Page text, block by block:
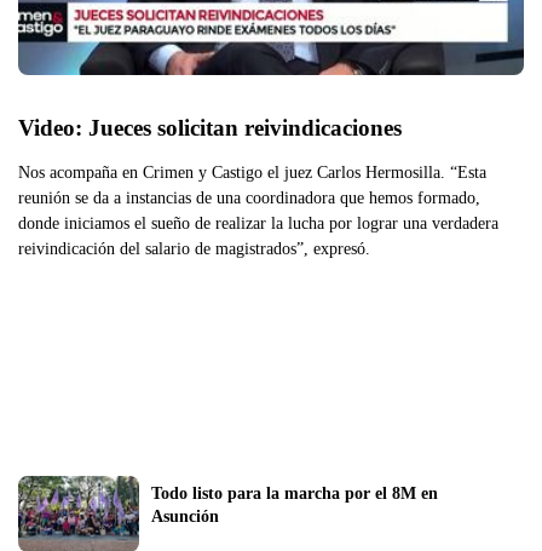
Video: Jueces solicitan reivindicaciones
Nos acompaña en Crimen y Castigo el juez Carlos Hermosilla. “Esta
reunión se da a instancias de una coordinadora que hemos formado,
donde iniciamos el sueño de realizar la lucha por lograr una verdadera
reivindicación del salario de magistrados”, expresó.
Todo listo para la marcha por el 8M en